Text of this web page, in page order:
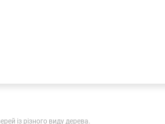
із різного виду дерева.